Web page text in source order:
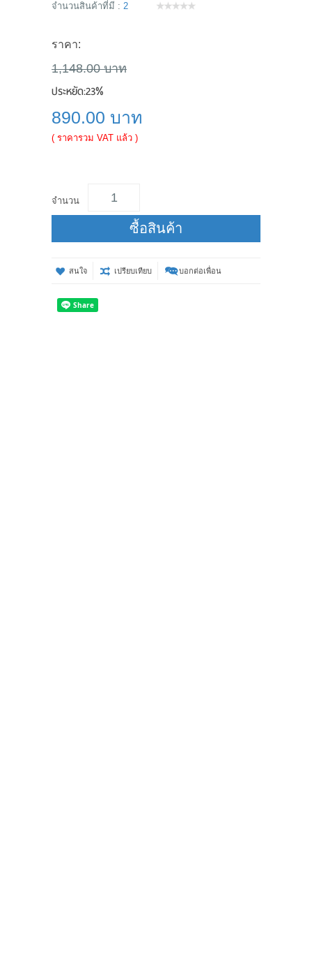
จำนวนสินค้าที่มี : 2
ราคา:
1,148.00 บาท
ประหยัด:23%
890.00 บาท
( ราคารวม VAT แล้ว )
จำนวน
ซื้อสินค้า
สนใจ เปรียบเทียบ บอกต่อเพื่อน